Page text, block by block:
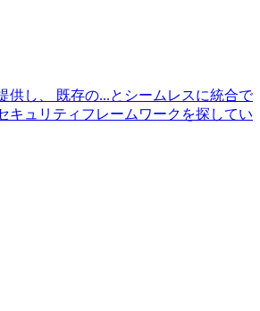
供し、 既存の...とシームレスに統合で
キュリティフレームワークを探してい